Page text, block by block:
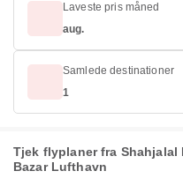
Laveste pris måned
aug.
Samlede destinationer
1
Tjek flyplaner fra
Bazar Lufthavn